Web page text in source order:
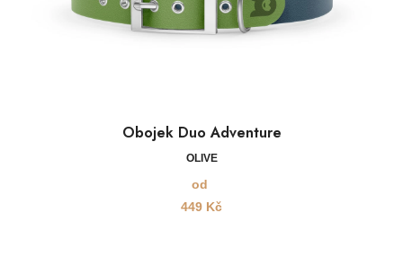
Obojek Duo Adventure
OLIVE
od
449 Kč